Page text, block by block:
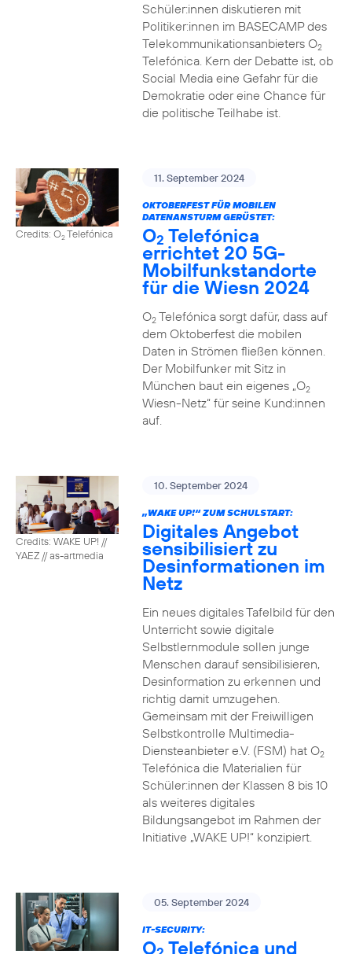
Schüler:innen diskutieren mit
Politiker:innen im BASECAMP des
Telekommunikationsanbieters O2
Telefónica. Kern der Debatte ist, ob
Social Media eine Gefahr für die
Demokratie oder eine Chance für
die politische Teilhabe ist.
Credits: O2Telefónica
11. September 2024
OKTOBERFEST FÜR MOBILEN
DATENANSTURM GERÜSTET:
O2 Telefónica
errichtet 20 5G-
Mobilfunkstandorte
für die Wiesn 2024
O2Telefónica sorgt dafür, dass auf
dem Oktoberfest die mobilen
Daten in Strömen fließen können.
Der Mobilfunker mit Sitz in
München baut ein eigenes „O2
Wiesn-Netz“ für seine Kund:innen
auf.
Credits: WAKE UP! //
YAEZ // as-artmedia
10. September 2024
„WAKE UP!“ ZUM SCHULSTART:
Digitales Angebot
sensibilisiert zu
Desinformationen im
Netz
Ein neues digitales Tafelbild für den
Unterricht sowie digitale
Selbstlernmodule sollen junge
Menschen darauf sensibilisieren,
Desinformation zu erkennen und
richtig damit umzugehen.
Gemeinsam mit der Freiwilligen
Selbstkontrolle Multimedia-
Diensteanbieter e.V. (FSM) hat O2
Telefónica die Materialien für
Schüler:innen der Klassen 8 bis 10
als weiteres digitales
Bildungsangebot im Rahmen der
Initiative „WAKE UP!“ konzipiert.
05. September 2024
IT-SECURITY:
O Telefónica und